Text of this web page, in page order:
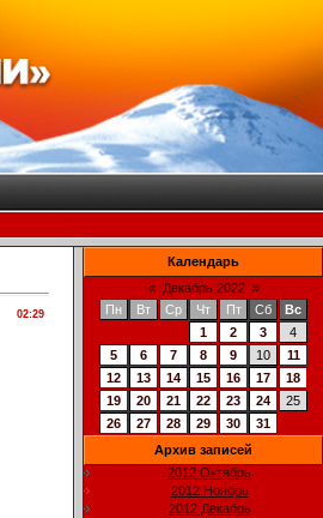
02:29
Календарь
« Декабрь 2022 »
Пн
Вт Ср Чт Пт Сб
Вс
1
2 3
4
5
6 7 8 9 10
11
12
13 14 15 16 17
18
19
20 21 22 23 24
25
26
27 28 29 30
31
Архив записей
2012 Октябрь
2012 Ноябрь
2012 Декабрь